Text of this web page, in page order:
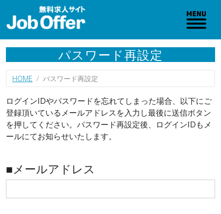
パスワード再設定
HOME パスワード再設定
ログインIDやパスワードを忘れてしまった場合、以下にご
登録頂いているメールアドレスを入力し最後に送信ボタン
を押してください。パスワード再設定後、ログインIDもメ
ールにてお知らせいたします。
■メールアドレス